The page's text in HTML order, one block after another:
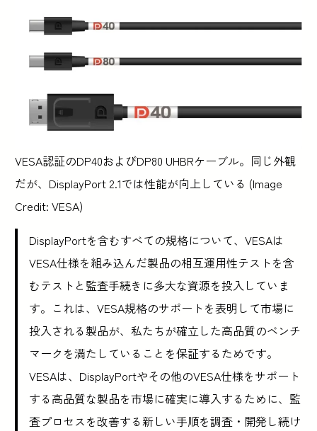
VESA認証のDP40およびDP80 UHBRケーブル。同じ外観
だが、DisplayPort 2.1では性能が向上している (Image
Credit: VESA)
DisplayPortを含むすべての規格について、VESAは
VESA仕様を組み込んだ製品の相互運用性テストを含
むテストと監査手続きに多大な資源を投入していま
す。これは、VESA規格のサポートを表明して市場に
投入される製品が、私たちが確立した高品質のベンチ
マークを満たしていることを保証するためです。
VESAは、DisplayPortやその他のVESA仕様をサポート
する高品質な製品を市場に確実に導入するために、監
査プロセスを改善する新しい手順を調査・開発し続け